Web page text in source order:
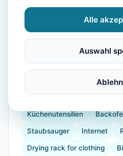
Ausstattung
WLAN
Küche
Geschirrspüler Terrasse
Kaffeemaschine
Geschirr
Küchenutensilien
Staubsauger Internet
Drying rack for clothing
Alle
Auswahl